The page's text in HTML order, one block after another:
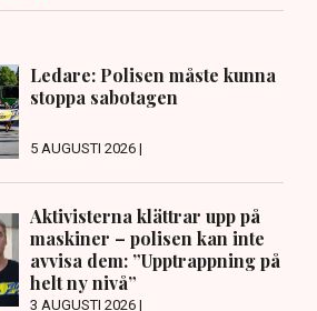
Ledare: Polisen måste kunna
stoppa sabotagen
5 AUGUSTI 2026 |
Aktivisterna klättrar upp på
maskiner – polisen kan inte
avvisa dem: ”Upptrappning på
helt ny nivå”
3 AUGUSTI 2026 |